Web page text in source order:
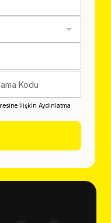
Kodu
İlişkin Aydınlatma